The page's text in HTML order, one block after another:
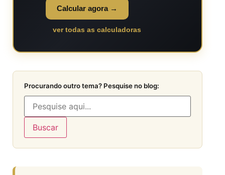
Calcular agora →
ver todas as calculadoras
Procurando outro tema? Pesquise no blog:
Buscar